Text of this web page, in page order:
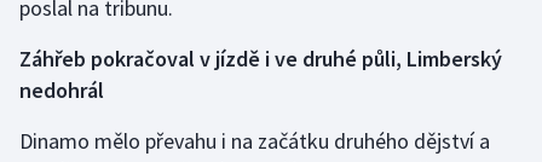
poslal na tribunu.
Záhřeb pokračoval v jízdě i ve druhé půli, Limberský
nedohrál
Dinamo mělo převahu i na začátku druhého dějství a